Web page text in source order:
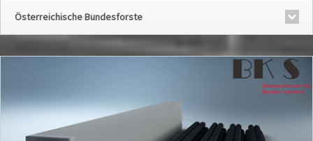
Österreichische Bundesforste